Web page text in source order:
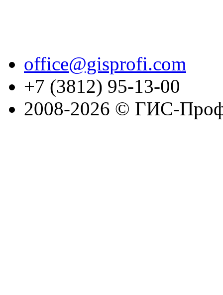
office@gisprofi.com
+7 (3812) 95-13-00
2008-2026 © ГИС-